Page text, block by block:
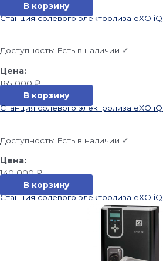
В корзину
Станция солевого электролиза eXO iQ
Доступность: Есть в наличии ✓
165 000₽
В корзину
Станция солевого электролиза eXO iQ
Доступность: Есть в наличии ✓
140 000₽
В корзину
Станция солевого электролиза eXO